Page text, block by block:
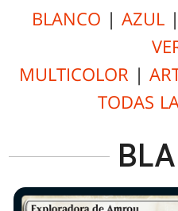
BLANCO | AZUL |
MULTICOLOR |
TODAS